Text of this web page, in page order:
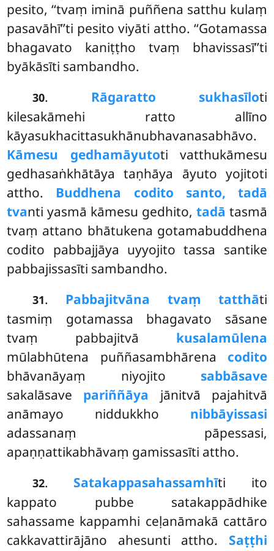
pesito, ‘‘tvaṃ iminā puññena satthu kulaṃ
pasavāhī’’ti pesito viyāti attho. ‘‘Gotamassa
bhagavato kaniṭṭho tvaṃ bhavissasī’’ti
byākāsīti sambandho.
30. Rāgaratto sukhasīloti
kilesakāmehi ratto allīno
kāyasukhacittasukhānubhavanasabhāvo.
Kāmesu gedhamāyutoti vatthukāmesu
gedhasaṅkhātāya taṇhāya āyuto yojitoti
attho. Buddhena codito santo, tadā
tvanti yasmā kāmesu gedhito, tadā tasmā
tvaṃ attano bhātukena gotamabuddhena
codito pabbajjāya uyyojito tassa santike
pabbajissasīti sambandho.
31. Pabbajitvāna tvaṃ tatthāti
tasmiṃ gotamassa bhagavato sāsane
tvaṃ pabbajitvā kusalamūlena
mūlabhūtena puññasambhārena codito
bhāvanāyaṃ niyojito sabbāsave
sakalāsave pariññāya jānitvā pajahitvā
anāmayo niddukkho nibbāyissasi
adassanaṃ pāpessasi,
apaṇṇattikabhāvaṃ gamissasīti attho.
32. Satakappasahassamhīti ito
kappato pubbe satakappādhike
sahassame kappamhi ceḷanāmakā cattāro
cakkavattirājāno ahesunti attho. Saṭṭhi